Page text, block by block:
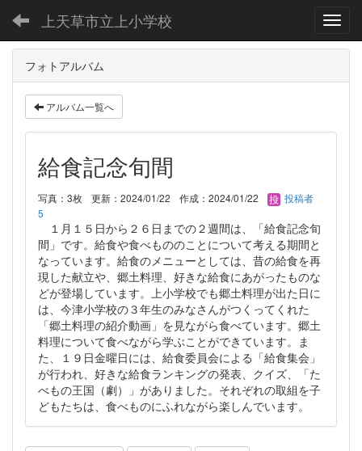
上天草市立上小学校
フォトアルバム
アルバム一覧へ
給食記念旬間
写真：3枚 更新：2024/01/22 作成：2024/01/22
投稿者
5
１月１５日から２６日までの２週間は、「給食記念旬
間」です。給食や食べもののことについて考える期間と
なっています。給食のメニューとしては、昔の給食を再
現した献立や、郷土料理、好きな給食にあがったものな
どが登場しています。上小学校でも郷土料理が出た日に
は、今津小学校の３年生のみなさんがつくってくれた
「郷土料理の紹介動画」を見ながら食べています。郷土
料理について食べながら学ぶことができています。ま
た、１９日金曜日には、給食委員会による「給食集会」
が行われ、好きな給食ランキングの発表、クイズ、「た
べもの王国（劇）」がありました。それぞれの取組を子
どもたちは、食べものにふれながら楽しんでいます。